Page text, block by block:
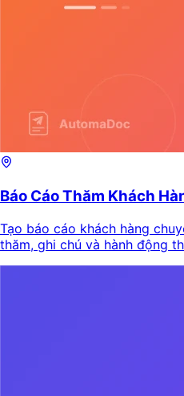
Báo Cáo Thăm Khách
Tạo báo cáo khách hàng
thăm, ghi chú và hành động